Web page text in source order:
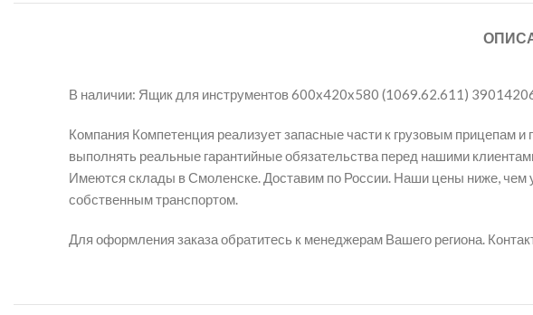
В наличии: Ящик для инструментов 600x420x580 (1069.62.611)
Компания Компетенция реализует запасные части к грузовым прицепам
выполнять реальные гарантийные обязательства перед нашими
Имеются склады в Смоленске. Доставим по России. Наши цены ниже, чем у
собственным транспортом.
Для оформления заказа обратитесь к менеджерам Вашего региона.